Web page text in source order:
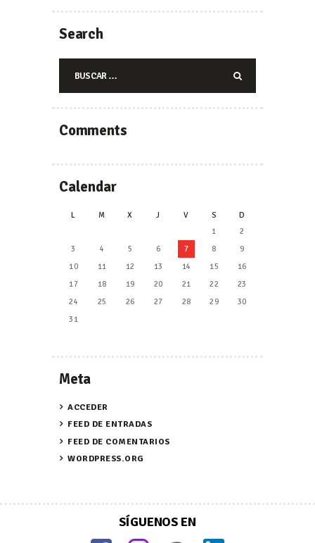
Search
Comments
Calendar
L M X J V S
D
1
2
3
4 5 6 7 8
9
10
11 12 13 14 15
16
17
18 19 20 21 22
23
24
25 26 27 28 29
30
31
Meta
ACCEDER
FEED DE ENTRADAS
FEED DE COMENTARIOS
WORDPRESS.ORG
SÍGUENOS EN